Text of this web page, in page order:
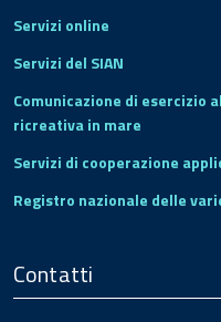
Servizi online
Servizi del SIAN
Comunicazione di esercizio
ricreativa in mare
Servizi di cooperazione
Registro nazionale delle
Contatti